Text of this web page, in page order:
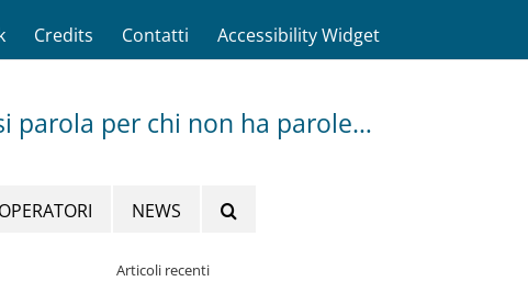
Credits Contatti Accessibility Widget
parola per chi non ha parole…
NEWS
Articoli recenti